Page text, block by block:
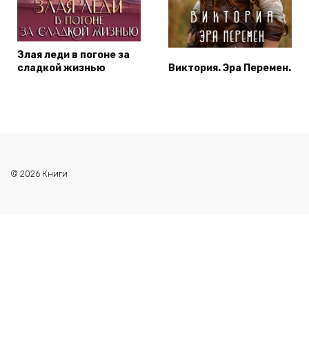
Злая леди в погоне за
сладкой жизнью
Виктория. Эра Перемен.
© 2026 Книги